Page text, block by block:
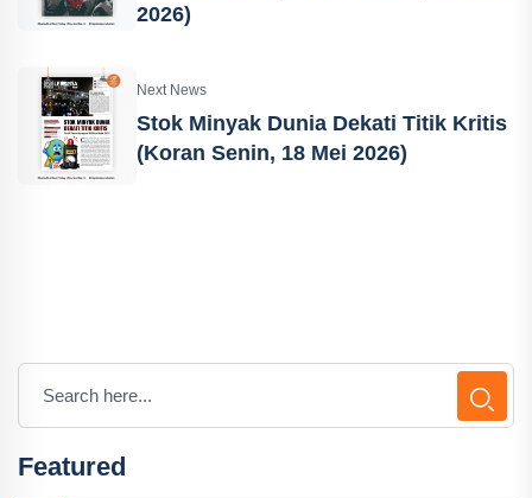
2026)
Next News
Stok Minyak Dunia Dekati Titik Kritis
(Koran Senin, 18 Mei 2026)
Featured